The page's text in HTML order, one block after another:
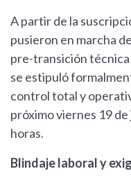
A partir de la
pusieron en marcha
pre-transición técnica
se estipuló
control total y
próximo viernes 19
horas.
Blindaje laboral y